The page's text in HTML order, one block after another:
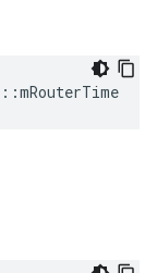
::mRouterTime